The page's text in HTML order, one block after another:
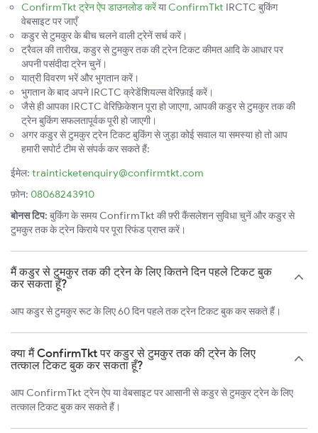
ConfirmTkt ट्रेन ऐप डाउनलोड करेंयाConfirmTkt IRCTC बुकिंग
वेबसाइट पर जाएँ
कडुर से टुमकुर के बीच चलने वाली ट्रेनें सर्च करें।
ट्रैवल की तारीख, कडुर से टुमकुर तक की ट्रेन टिकट कीमत आदि के आधार पर
अपनी पसंदीदा ट्रेन चुनें।
यात्री विवरण भरें और भुगतान करें।
भुगतान के बाद अपने IRCTC क्रेडेंशियल्स वेरिफ़ाई करें।
जैसे ही आपका IRCTC वेरिफ़िकेशन पूरा हो जाएगा, आपकी कडुर से टुमकुर तक की
ट्रेन बुकिंग सफलतापूर्वक पूरी हो जाएगी।
अगर कडुर से टुमकुर ट्रेन टिकट बुकिंग से जुड़ा कोई सवाल या समस्या हो तो आप
हमारी सपोर्ट टीम से संपर्क कर सकते हैं:
ईमेल: trainticketenquiry@confirmtkt.com
फ़ोन: 08068243910
बोनस टिप: बुकिंग के समय ConfirmTkt की फ़्री कैंसलेशन सुविधा चुनें और कडुर से
टुमकुर तक के ट्रेन किराये पर पूरा रिफंड प्राप्त करें।
मैं कडुर से टुमकुर तक की ट्रेन के लिए कितने दिन पहले टिकट बुक
कर सकता हूँ?
आप कडुर से टुमकुर रूट के लिए 60 दिन पहले तक ट्रेन टिकट बुक कर सकते हैं।
क्या मैं ConfirmTkt पर कडुर से टुमकुर तक की ट्रेन के लिए
तत्काल टिकट बुक कर सकता हूँ?
आप ConfirmTkt ट्रेन ऐप या वेबसाइट पर आसानी से कडुर से टुमकुर ट्रेन के लिए
तत्काल टिकट बुक कर सकते हैं।